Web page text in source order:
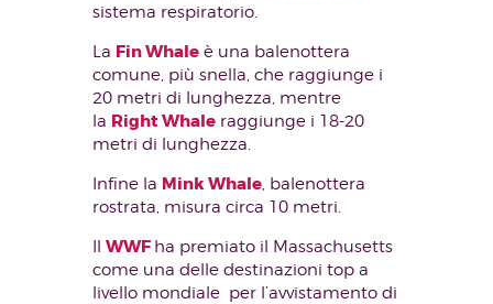
sistema respiratorio.
La Fin Whale è una balenottera
comune, più snella, che raggiunge i
20 metri di lunghezza, mentre
la Right Whale raggiunge i 18-20
metri di lunghezza.
Infine la Mink Whale, balenottera
rostrata, misura circa 10 metri.
Il WWF ha premiato il Massachusetts
come una delle destinazioni top a
livello mondiale per l’avvistamento di